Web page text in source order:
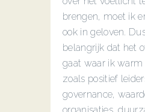
brengen, moet ik
ook in geloven.
belangrijk dat het
gaat waar ik warm
zoals positief
governance,